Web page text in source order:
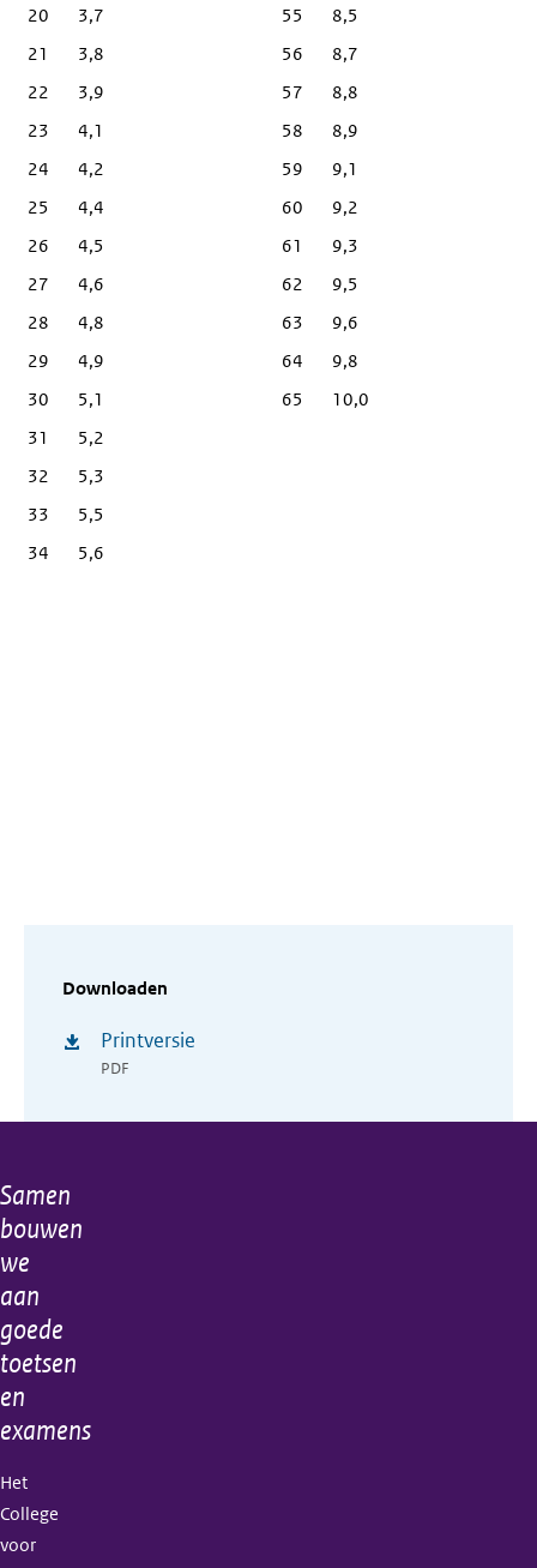
Downloaden
Printversie
PDF
20
3,7
21
3,8
22
3,9
23
4,1
24
4,2
25
4,4
26
4,5
27
4,6
28
4,8
29
4,9
30
5,1
31
5,2
32
5,3
33
5,5
34
5,6
55
8,5
56
8,7
57
8,8
58
8,9
59
9,1
60
9,2
61
9,3
62
9,5
63
9,6
64
9,8
65
10,0
Algemene
informatie
Samen
bouwen
we
aan
goede
toetsen
en
examens
Het
College
voor